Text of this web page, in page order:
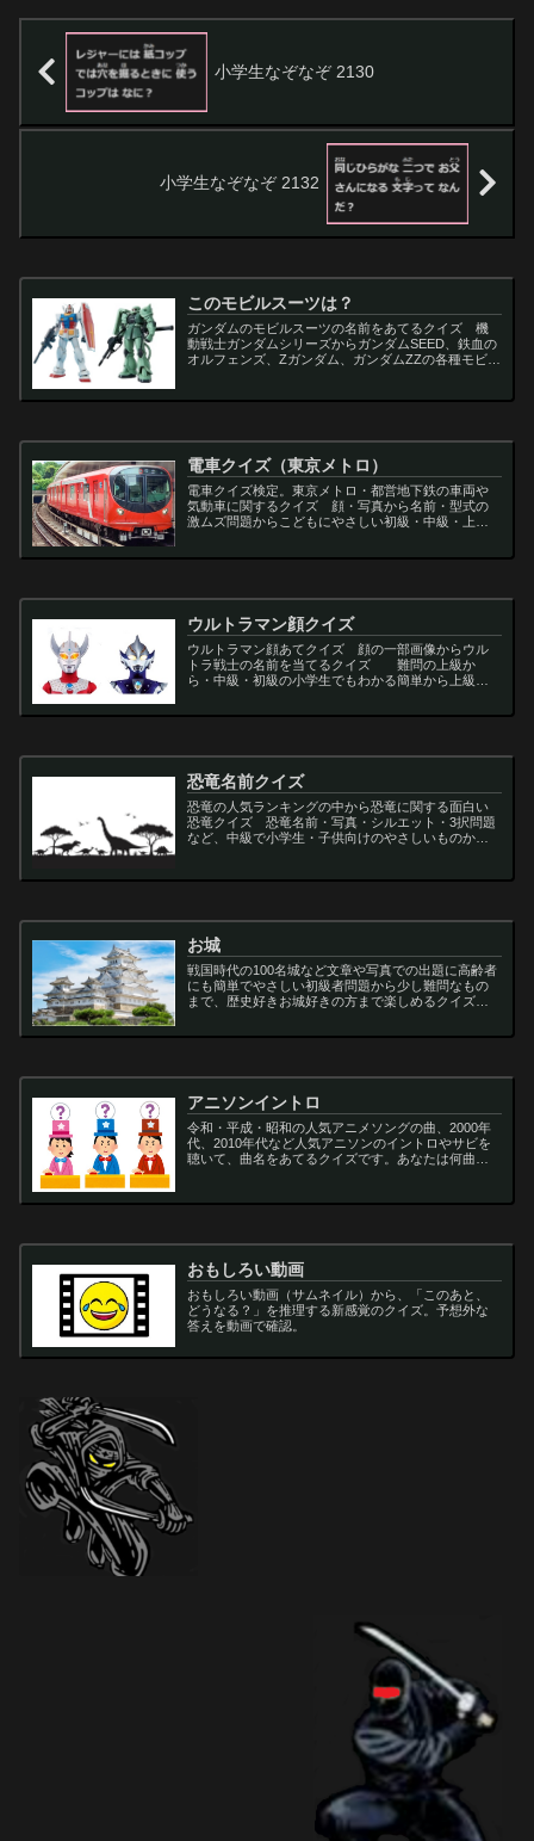
小学生なぞなぞ 2130
小学生なぞなぞ 2132
このモビルスーツは？
ガンダムのモビルスーツの名前をあてるクイズ 機
動戦士ガンダムシリーズからガンダムSEED、鉄血の
オルフェンズ、Zガンダム、ガンダムZZの各種モビル
電車クイズ（東京メトロ）
電車クイズ検定。東京メトロ・都営地下鉄の車両や
気動車に関するクイズ 顔・写真から名前・型式の
激ムズ問題からこどもにやさしい初級・中級・上級
ウルトラマン顔クイズ
ウルトラマン顔あてクイズ 顔の一部画像からウル
トラ戦士の名前を当てるクイズ 難問の上級か
ら・中級・初級の小学生でもわかる簡単から上級者
恐竜名前クイズ
恐竜の人気ランキングの中から恐竜に関する面白い
恐竜クイズ 恐竜名前・写真・シルエット・3択問題
など、中級で小学生・子供向けのやさしいものから
サ...
お城
戦国時代の100名城など文章や写真での出題に高齢者
にも簡単でやさしい初級者問題から少し難問なもの
まで、歴史好きお城好きの方まで楽しめるクイズで
アニソンイントロ
令和・平成・昭和の人気アニメソングの曲、2000年
代、2010年代など人気アニソンのイントロやサビを
聴いて、曲名をあてるクイズです。あなたは何曲わ
おもしろい動画
おもしろい動画（サムネイル）から、「このあと、
どうなる？」を推理する新感覚のクイズ。予想外な
答えを動画で確認。